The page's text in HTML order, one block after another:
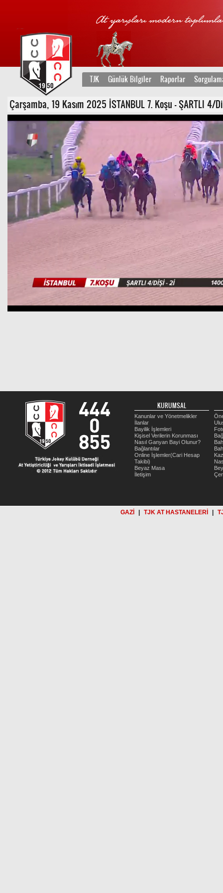
TJK Günlük Bilgiler Raporlar
Çarşamba, 19 Kasım 2025 İSTANBUL 7. Koşu - ŞARTLI 4/
KURUMSAL
Kanunlar ve Yönetmelikler
İlanlar
Bayilik İşlemleri
Kişisel Verilerin Korunması
Nasıl Ganyan Bayi Olunur?
Bağlantılar
Online İşlemler(Cari Hesap
Takibi)
Beyaz Masa
İletişim
GAZİ TJK AT HASTANELERİ